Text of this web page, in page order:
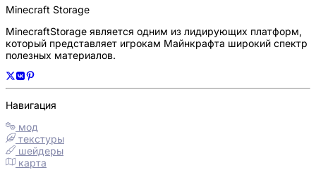
Minecraft Storage
MinecraftStorage является одним из лидирующих платформ,
который представляет игрокам Майнкрафта широкий спектр
полезных материалов.
Навигация
мод
текстуры
шейдеры
карта